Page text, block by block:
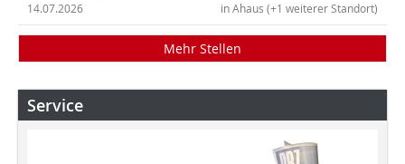
in Ahaus (+1 weiterer Standort)
14.07.2026
Mehr Stellen
Service